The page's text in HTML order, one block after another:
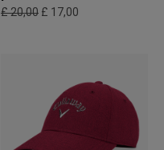
£ 20,00 £ 17,00